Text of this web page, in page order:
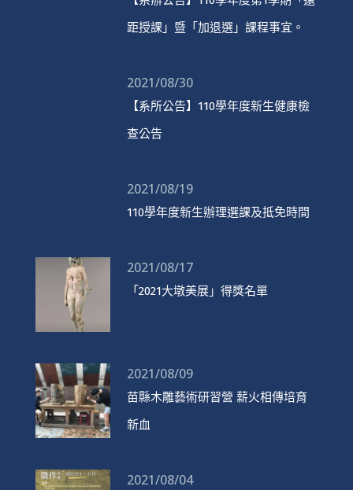
距授課」暨「加退選」課程事宜。
2021/08/30
【系所公告】110學年度新生健康檢
查公告
2021/08/19
110學年度新生辦理選課及抵免時間
2021/08/17
「2021大墩美展」得獎名單
2021/08/09
苗縣木雕藝術研習營 薪火相傳培育
新血
2021/08/04